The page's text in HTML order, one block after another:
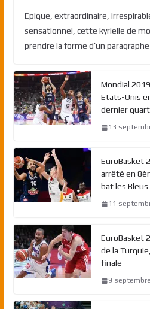
Epique, extraordinaire,
sensationnel, cette kyrielle de
prendre la forme d’un
Mondial
Etats-Unis
dernier
13
EuroBasket
arrêté en
bat les Bleus
11
EuroBasket
de la
finale
9